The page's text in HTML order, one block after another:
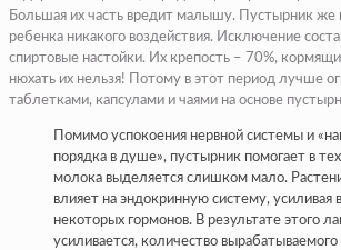
Большая их часть вредит малышу. Пустырник же
ребенка никакого воздействия. Исключение
спиртовые настойки. Их крепость – 70%,
нюхать их нельзя! Потому в этот период лучше
таблетками, капсулами и чаями на основе
Помимо успокоения нервной системы и
порядка в душе», пустырник помогает в тех
молока выделяется слишком мало.
влияет на эндокринную систему, усиливая
некоторых гормонов. В результате этого
усиливается, количество